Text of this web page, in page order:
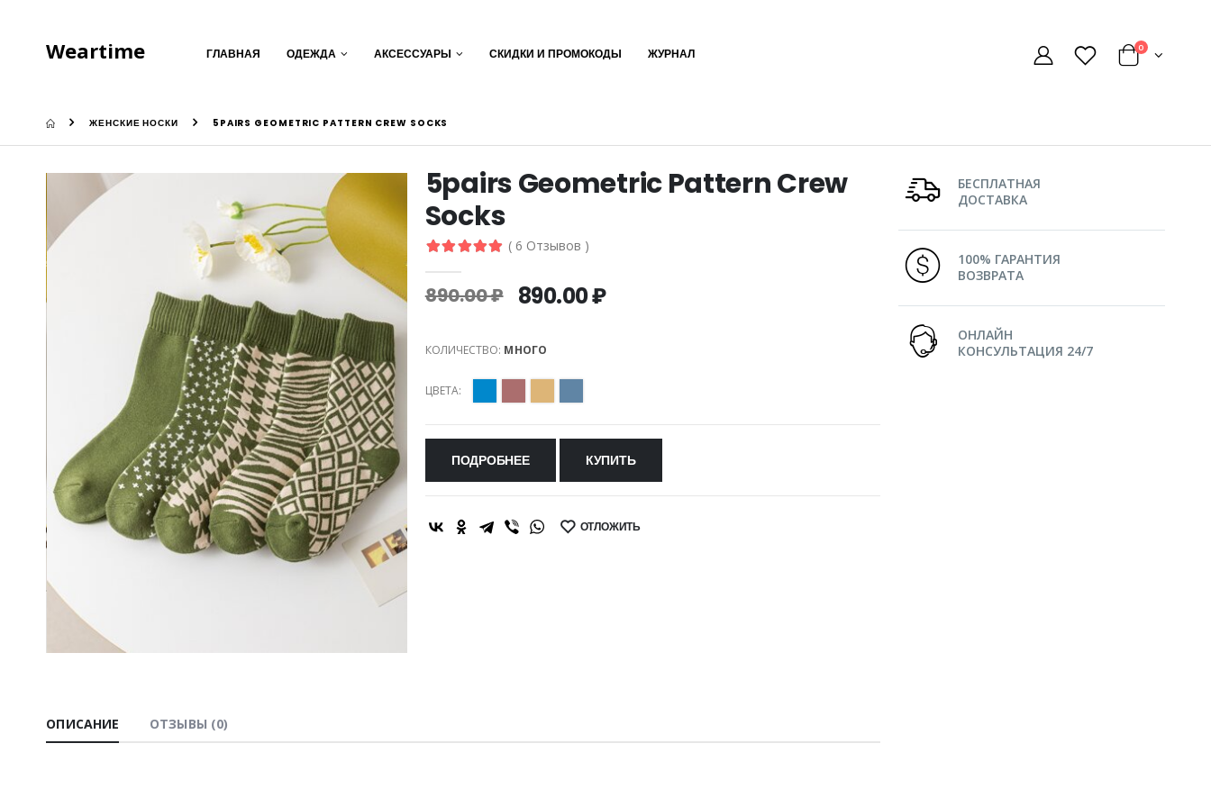
Weartime ГЛАВНАЯ ОДЕЖДА АКСЕССУАРЫ СКИДКИ И ПРОМОКОДЫ ЖУРНАЛ 0
ЖЕНСКИЕ НОСКИ 5PAIRS GEOMETRIC PATTERN CREW SOCKS
5pairs Geometric Pattern Crew
Socks
( 6 Отзывов )
890.00 ₽ 890.00 ₽
КОЛИЧЕСТВО: МНОГО
ЦВЕТА:
ПОДРОБНЕЕ КУПИТЬ
SHARE: ОТЛОЖИТЬ
ОПИСАНИЕ ОТЗЫВЫ (0)
БЕСПЛАТНАЯ
ДОСТАВКА
100% ГАРАНТИЯ
ВОЗВРАТА
ОНЛАЙН
КОНСУЛЬТАЦИЯ 24/7